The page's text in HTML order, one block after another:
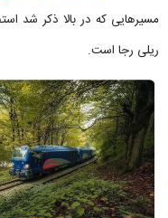
مسیرهایی که در بالا ذکر شد
ریلی رجا است.